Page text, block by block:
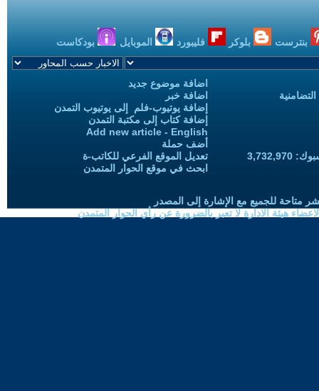
بنترست بلوكر فليبورد الموبايل بودكاست
اضافة موضوع جديد
اضافة خبر
إضافة يوتيوب-فلم إلى يوتيوب التمدن
إضافة كتاب إلى مكتبة التمدن
Add new article - English
أضف حملة
تعديل الموقع الفرعي للكاتب-ة
ابحث في موقع الحوار المتمدن
متاحة للجميع مع الإشارة إلى المصدر
هيئة الادارة لا تعبر بالضرورة عن رأي الحوار المتمدن